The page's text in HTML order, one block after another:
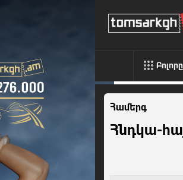
Բոլորը
Համերգ
Հնդկա-